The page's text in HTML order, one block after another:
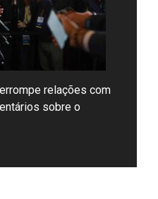
relações com
sobre o